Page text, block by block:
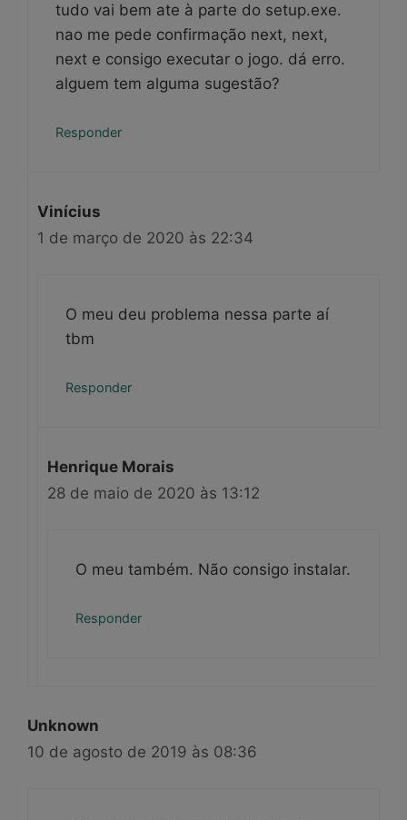
tudo vai bem ate à parte do setup.exe.
nao me pede confirmação next, next,
next e consigo executar o jogo. dá erro.
alguem tem alguma sugestão?
Responder
Vinícius
1 de março de 2020 às 22:34
O meu deu problema nessa parte aí
tbm
Responder
Henrique Morais
28 de maio de 2020 às 13:12
O meu também. Não consigo instalar.
Responder
Unknown
10 de agosto de 2019 às 08:36